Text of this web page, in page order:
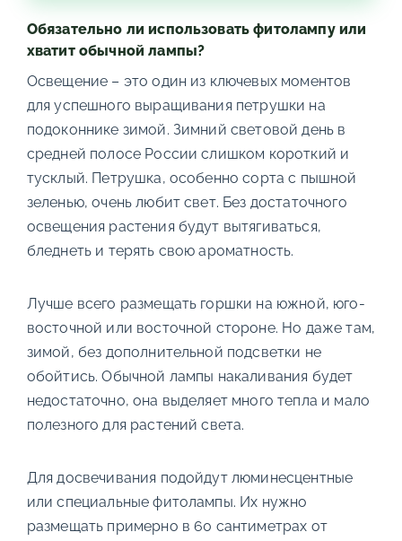
Обязательно ли использовать фитолампу или
хватит обычной лампы?
Освещение – это один из ключевых моментов
для успешного выращивания петрушки на
подоконнике зимой. Зимний световой день в
средней полосе России слишком короткий и
тусклый. Петрушка, особенно сорта с пышной
зеленью, очень любит свет. Без достаточного
освещения растения будут вытягиваться,
бледнеть и терять свою ароматность.
Лучше всего размещать горшки на южной, юго-
восточной или восточной стороне. Но даже там,
зимой, без дополнительной подсветки не
обойтись. Обычной лампы накаливания будет
недостаточно, она выделяет много тепла и мало
полезного для растений света.
Для досвечивания подойдут люминесцентные
или специальные фитолампы. Их нужно
размещать примерно в 60 сантиметрах от